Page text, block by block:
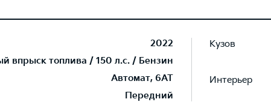
2022
впрыск топлива / 150 л.с. / Бензин
Автомат, 6AT
Передний
Кузов
Интерьер